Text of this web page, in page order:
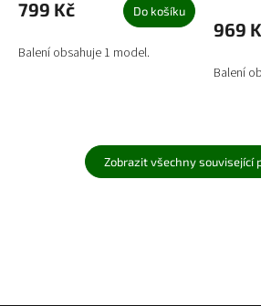
799 Kč Do košíku
Balení obsahuje 1 model.
969
Balení
Zobrazit všechny související